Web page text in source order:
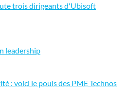
trois dirigeants d'Ubisoft
leadership
: voici le pouls des PME Technos